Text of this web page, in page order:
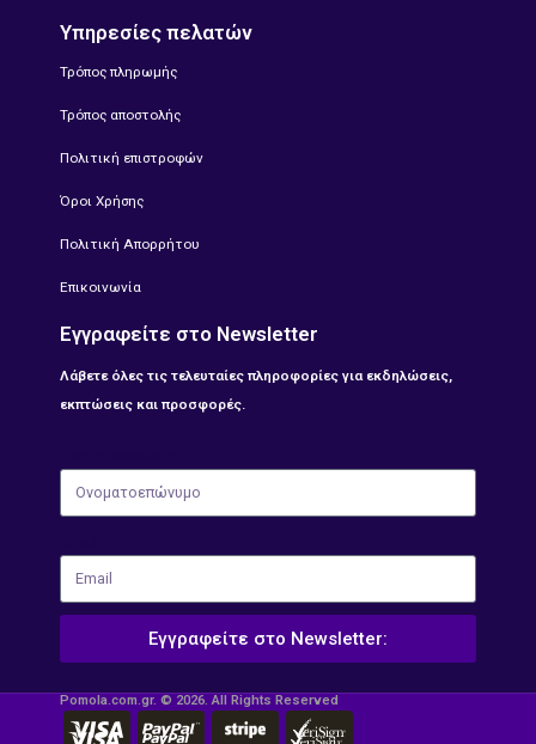
Υπηρεσίες πελατών
Τρόπος πληρωμής
Τρόπος αποστολής
Πολιτική επιστροφών
Όροι Χρήσης
Πολιτική Απορρήτου
Επικοινωνία
Εγγραφείτε στο Newsletter
Λάβετε όλες τις τελευταίες πληροφορίες για εκδηλώσεις,
εκπτώσεις και προσφορές.
Εγγραφείτε στο Newsletter:
Pomola.com.gr. © 2026. All Rights Reserved